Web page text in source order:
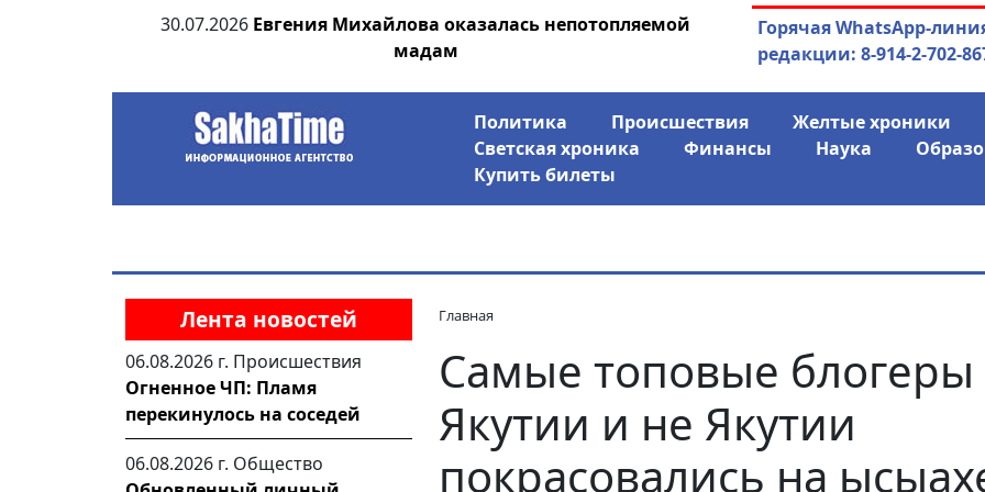
30.07.2026 Евгения Михайлова оказалась непотопляемой
мадам
30.07.2026 Экс-спикер
совладельцем
Горячая WhatsApp-
редакции: 8-914-2-702-
Политика Происшествия Желтые хроники
Светская хроника
Финансы Наука
Купить билеты
Лента новостей
06.08.2026 г. Происшествия
Огненное ЧП: Пламя
перекинулось на соседей
06.08.2026 г. Общество
Главная
Самые топовые блогеры
Якутии и не Якутии
покрасовались на